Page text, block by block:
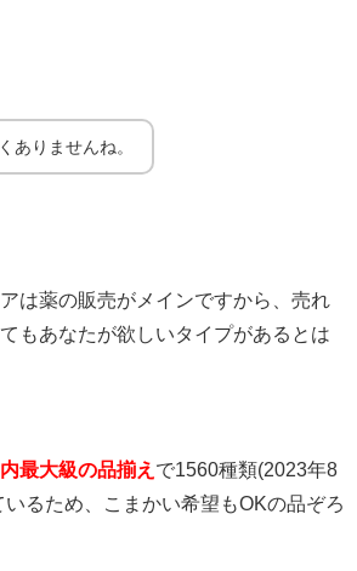
ありませんね。
は薬の販売がメインですから、売れ
もあなたが欲しいタイプがあるとは
最大級の品揃え で1560種類(2023年8
いるため、こまかい希望もOKの品ぞろ